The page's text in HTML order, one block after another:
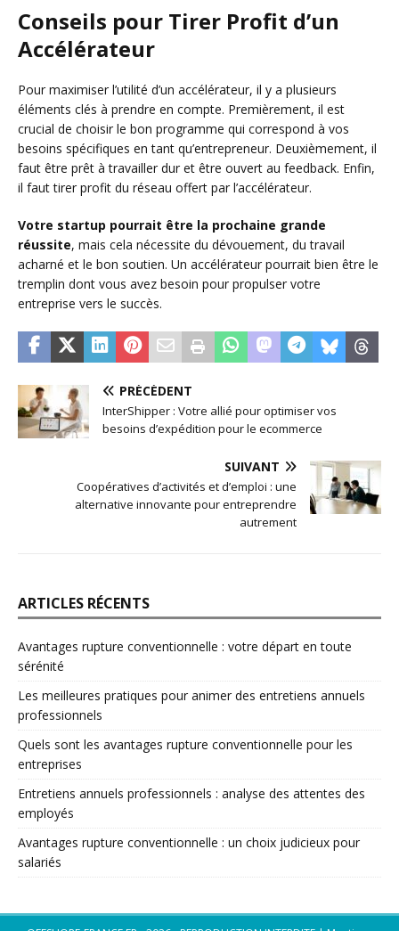
Conseils pour Tirer Profit d’un
Accélérateur
Pour maximiser l’utilité d’un accélérateur, il y a plusieurs
éléments clés à prendre en compte. Premièrement, il est
crucial de choisir le bon programme qui correspond à vos
besoins spécifiques en tant qu’entrepreneur. Deuxièmement, il
faut être prêt à travailler dur et être ouvert au feedback. Enfin,
il faut tirer profit du réseau offert par l’accélérateur.
Votre startup pourrait être la prochaine grande
réussite, mais cela nécessite du dévouement, du travail
acharné et le bon soutien. Un accélérateur pourrait bien être le
tremplin dont vous avez besoin pour propulser votre
entreprise vers le succès.
PRÉCÉDENT
InterShipper : Votre allié pour optimiser vos
besoins d’expédition pour le ecommerce
SUIVANT
Coopératives d’activités et d’emploi : une
alternative innovante pour entreprendre
autrement
ARTICLES RÉCENTS
Avantages rupture conventionnelle : votre départ en toute
sérénité
Les meilleures pratiques pour animer des entretiens annuels
professionnels
Quels sont les avantages rupture conventionnelle pour les
entreprises
Entretiens annuels professionnels : analyse des attentes des
employés
Avantages rupture conventionnelle : un choix judicieux pour
salariés